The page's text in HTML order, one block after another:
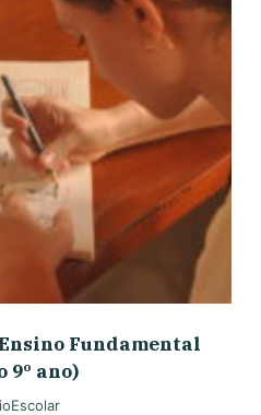
Fundamental
9º ano)